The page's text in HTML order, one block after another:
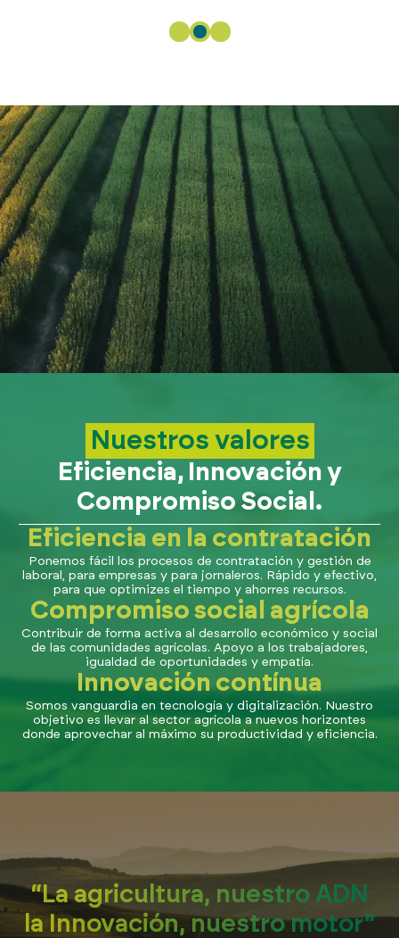
Nuestros valores
Eficiencia, Innovación y
Compromiso Social.
Eficiencia en la contratación
Ponemos fácil los procesos de contratación y gestión de
laboral, para empresas y para jornaleros. Rápido y efectivo,
para que optimizes el tiempo y ahorres recursos.
Compromiso social agrícola
Contribuir de forma activa al desarrollo económico y social
de las comunidades agrícolas. Apoyo a los trabajadores,
igualdad de oportunidades y empatía.
Innovación contínua
Somos vanguardia en tecnología y digitalización. Nuestro
objetivo es llevar al sector agrícola a nuevos horizontes
donde aprovechar al máximo su productividad y eficiencia.
“La agricultura, nuestro ADN
la Innovación, nuestro motor”